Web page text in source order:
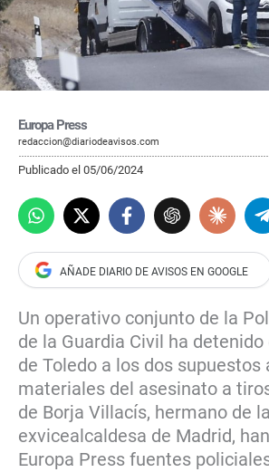
Europa Press
redaccion@diariodeavisos.com
Publicado el 05/06/2024
Un operativo conjunto de la
de la Guardia Civil ha
de Toledo a los dos supuestos
materiales del asesinato a
de Borja Villacís, hermano de la
exvicealcaldesa de Madrid,
Europa Press fuentes